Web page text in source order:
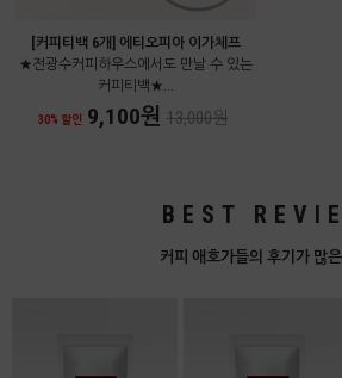
[커피티백 6개] 에티오피아 이가체프
★전광수커피하우스에서도 만날 수 있는
커피티백★...
30% 할인 9,100원 13,000원
BEST
커피 애호가들의 후기가 많